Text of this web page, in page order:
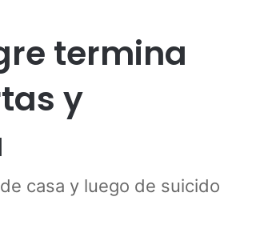
termina
y
casa y luego de suicido